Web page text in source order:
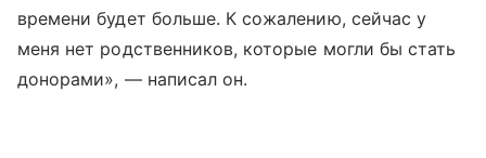
времени будет больше. К сожалению, сейчас у
меня нет родственников, которые могли бы стать
донорами», — написал он.